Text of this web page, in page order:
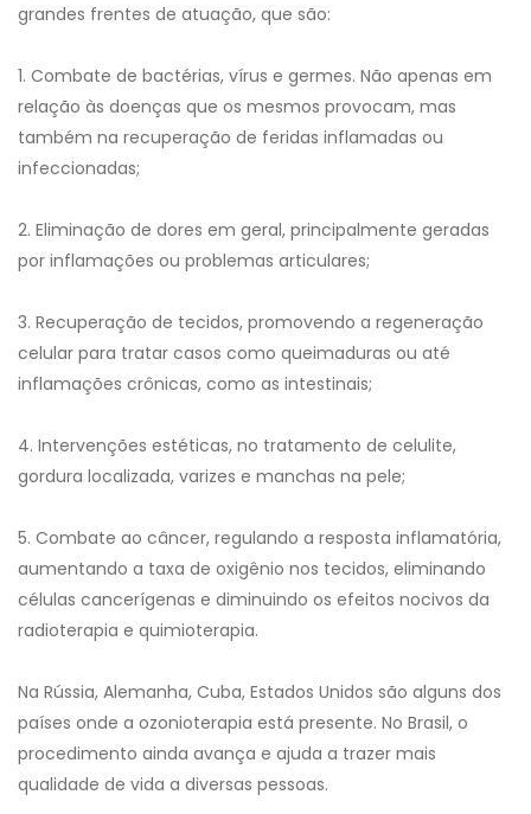
grandes frentes de atuação, que são:
1. Combate de bactérias, vírus e germes. Não apenas em
relação às doenças que os mesmos provocam, mas
também na recuperação de feridas inflamadas ou
infeccionadas;
2. Eliminação de dores em geral, principalmente geradas
por inflamações ou problemas articulares;
3. Recuperação de tecidos, promovendo a regeneração
celular para tratar casos como queimaduras ou até
inflamações crônicas, como as intestinais;
4. Intervenções estéticas, no tratamento de celulite,
gordura localizada, varizes e manchas na pele;
5. Combate ao câncer, regulando a resposta inflamatória,
aumentando a taxa de oxigênio nos tecidos, eliminando
células cancerígenas e diminuindo os efeitos nocivos da
radioterapia e quimioterapia.
Na Rússia, Alemanha, Cuba, Estados Unidos são alguns dos
países onde a ozonioterapia está presente. No Brasil, o
procedimento ainda avança e ajuda a trazer mais
qualidade de vida a diversas pessoas.